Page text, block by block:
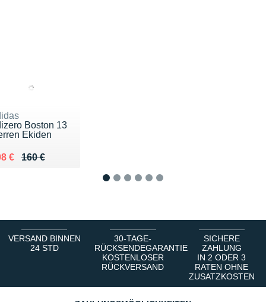
Boston 13
Ekiden
160 €
lieu de 160 €
€ 108 €
VERSAND BINNEN
24 STD
30-TAGE-
RÜCKSENDEGARANTIE
KOSTENLOSER
RÜCKVERSAND
SICHERE
ZAHLUNG
IN 2 ODER 3
RATEN OHNE
ZUSATZKOSTEN